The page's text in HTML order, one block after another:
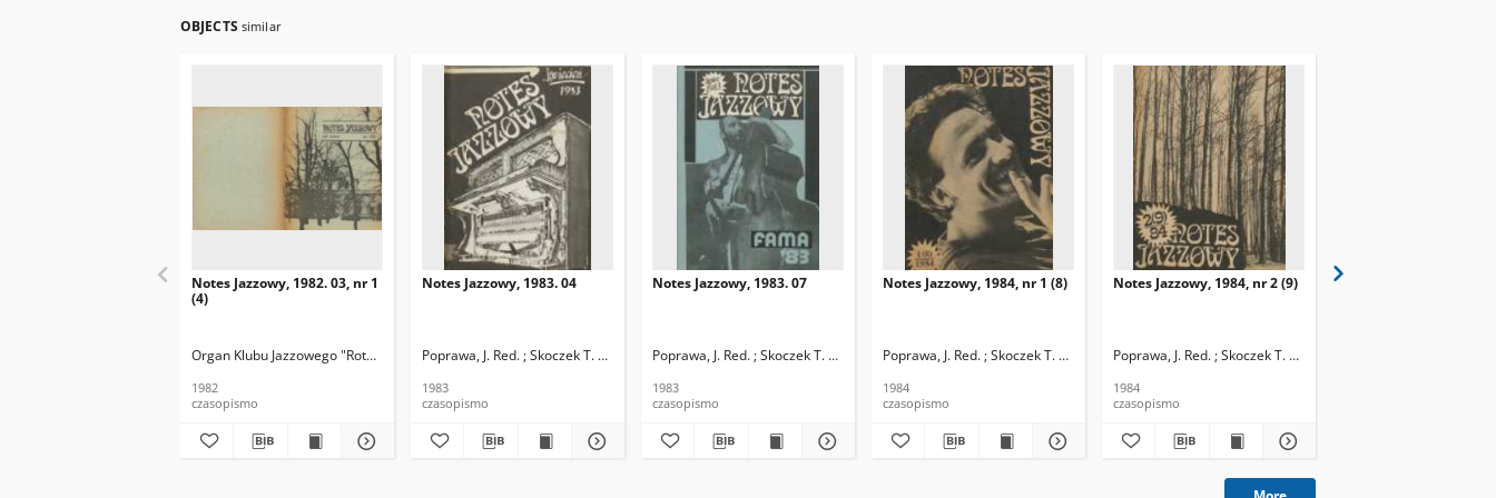
OBJECTS similar
Notes Jazzowy, 1982. 03, nr 1
(4)
Organ Klubu Jazzowego "Rotunda" Skoczek, T. Red.
1982
czasopismo
Notes Jazzowy, 1983. 04
Poprawa, J. Red. ; Skoczek T. Red.
1983
czasopismo
Notes Jazzowy, 1983. 07
Poprawa, J. Red. ; Skoczek T. Red.
1983
czasopismo
Notes Jazzowy, 1984, nr 1 (8)
Poprawa, J. Red. ; Skoczek T. Red.
1984
czasopismo
Notes Jazzowy, 1984, nr 2 (9)
Poprawa, J. Red. ; Skoczek T. Red.
1984
czasopismo